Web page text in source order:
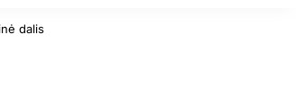
dalis